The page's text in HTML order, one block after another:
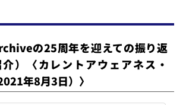
の25周年を迎えての振り返
）〈カレントアウェアネス・
年8月3日）〉